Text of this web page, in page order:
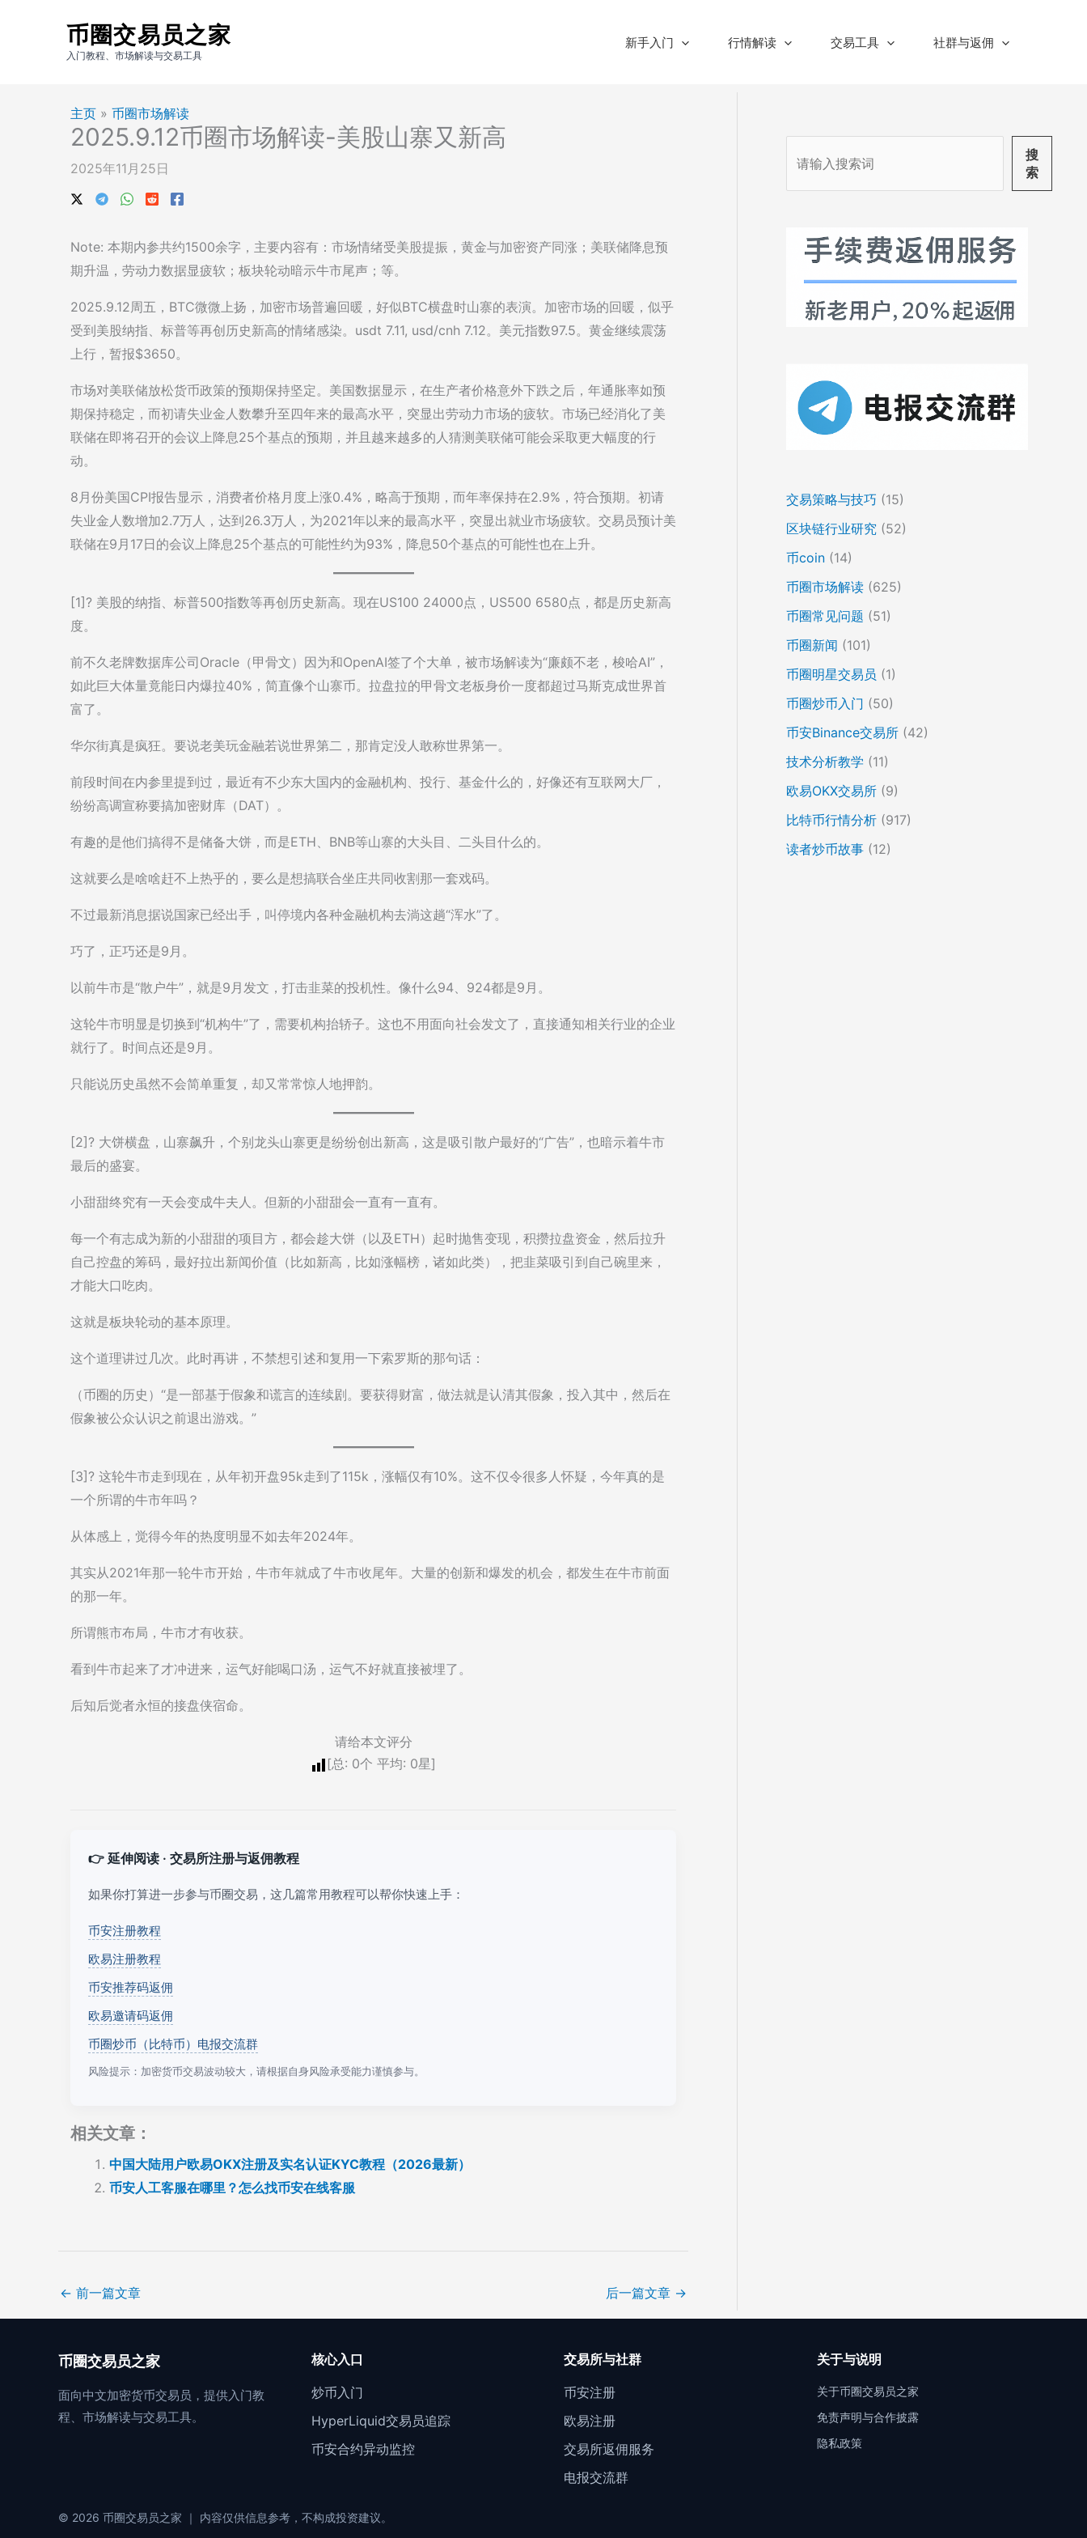
币圈交易员之家
入门教程、市场解读与交易工具
新手入门 行情解读 交易工具 社群与返佣
主页 » 币圈市场解读
2025.9.12币圈市场解读-美股山寨又新高
2025年11月25日
Note: 本期内参共约1500余字，主要内容有：市场情绪受美股提振，黄金与加密资产同涨；美联储降息预
期升温，劳动力数据显疲软；板块轮动暗示牛市尾声；等。
2025.9.12周五，BTC微微上扬，加密市场普遍回暖，好似BTC横盘时山寨的表演。加密市场的回暖，似乎
受到美股纳指、标普等再创历史新高的情绪感染。usdt 7.11, usd/cnh 7.12。美元指数97.5。黄金继续震荡
上行，暂报$3650。
市场对美联储放松货币政策的预期保持坚定。美国数据显示，在生产者价格意外下跌之后，年通胀率如预
期保持稳定，而初请失业金人数攀升至四年来的最高水平，突显出劳动力市场的疲软。市场已经消化了美
联储在即将召开的会议上降息25个基点的预期，并且越来越多的人猜测美联储可能会采取更大幅度的行
动。
8月份美国CPI报告显示，消费者价格月度上涨0.4%，略高于预期，而年率保持在2.9%，符合预期。初请
失业金人数增加2.7万人，达到26.3万人，为2021年以来的最高水平，突显出就业市场疲软。交易员预计美
联储在9月17日的会议上降息25个基点的可能性约为93%，降息50个基点的可能性也在上升。
[1]? 美股的纳指、标普500指数等再创历史新高。现在US100 24000点，US500 6580点，都是历史新高
度。
前不久老牌数据库公司Oracle（甲骨文）因为和OpenAI签了个大单，被市场解读为“廉颇不老，梭哈AI”，
如此巨大体量竟能日内爆拉40%，简直像个山寨币。拉盘拉的甲骨文老板身价一度都超过马斯克成世界首
富了。
华尔街真是疯狂。要说老美玩金融若说世界第二，那肯定没人敢称世界第一。
前段时间在内参里提到过，最近有不少东大国内的金融机构、投行、基金什么的，好像还有互联网大厂，
纷纷高调宣称要搞加密财库（DAT）。
有趣的是他们搞得不是储备大饼，而是ETH、BNB等山寨的大头目、二头目什么的。
这就要么是啥啥赶不上热乎的，要么是想搞联合坐庄共同收割那一套戏码。
不过最新消息据说国家已经出手，叫停境内各种金融机构去淌这趟“浑水”了。
巧了，正巧还是9月。
以前牛市是“散户牛”，就是9月发文，打击韭菜的投机性。像什么94、924都是9月。
这轮牛市明显是切换到“机构牛”了，需要机构抬轿子。这也不用面向社会发文了，直接通知相关行业的企业
就行了。时间点还是9月。
只能说历史虽然不会简单重复，却又常常惊人地押韵。
[2]? 大饼横盘，山寨飙升，个别龙头山寨更是纷纷创出新高，这是吸引散户最好的“广告”，也暗示着牛市
最后的盛宴。
小甜甜终究有一天会变成牛夫人。但新的小甜甜会一直有一直有。
每一个有志成为新的小甜甜的项目方，都会趁大饼（以及ETH）起时抛售变现，积攒拉盘资金，然后拉升
自己控盘的筹码，最好拉出新闻价值（比如新高，比如涨幅榜，诸如此类），把韭菜吸引到自己碗里来，
才能大口吃肉。
这就是板块轮动的基本原理。
这个道理讲过几次。此时再讲，不禁想引述和复用一下索罗斯的那句话：
（币圈的历史）“是一部基于假象和谎言的连续剧。要获得财富，做法就是认清其假象，投入其中，然后在
假象被公众认识之前退出游戏。”
[3]? 这轮牛市走到现在，从年初开盘95k走到了115k，涨幅仅有10%。这不仅令很多人怀疑，今年真的是
一个所谓的牛市年吗？
从体感上，觉得今年的热度明显不如去年2024年。
其实从2021年那一轮牛市开始，牛市年就成了牛市收尾年。大量的创新和爆发的机会，都发生在牛市前面
的那一年。
所谓熊市布局，牛市才有收获。
看到牛市起来了才冲进来，运气好能喝口汤，运气不好就直接被埋了。
后知后觉者永恒的接盘侠宿命。
请给本文评分
[总: 0个 平均: 0星]
👉 延伸阅读 · 交易所注册与返佣教程
如果你打算进一步参与币圈交易，这几篇常用教程可以帮你快速上手：
币安注册教程
欧易注册教程
币安推荐码返佣
欧易邀请码返佣
币圈炒币（比特币）电报交流群
风险提示：加密货币交易波动较大，请根据自身风险承受能力谨慎参与。
相关文章：
中国大陆用户欧易OKX注册及实名认证KYC教程（2026最新）
币安人工客服在哪里？怎么找币安在线客服
← 前一篇文章 后一篇文章 →
搜
索
交易策略与技巧 (15)
区块链行业研究 (52)
币coin (14)
币圈市场解读 (625)
币圈常见问题 (51)
币圈新闻 (101)
币圈明星交易员 (1)
币圈炒币入门 (50)
币安Binance交易所 (42)
技术分析教学 (11)
欧易OKX交易所 (9)
比特币行情分析 (917)
读者炒币故事 (12)
币圈交易员之家
面向中文加密货币交易员，提供入门教
程、市场解读与交易工具。
核心入口
炒币入门
HyperLiquid交易员追踪
币安合约异动监控
交易所与社群
币安注册
欧易注册
交易所返佣服务
电报交流群
关于与说明
关于币圈交易员之家
免责声明与合作披露
隐私政策
© 2026 币圈交易员之家 ｜ 内容仅供信息参考，不构成投资建议。